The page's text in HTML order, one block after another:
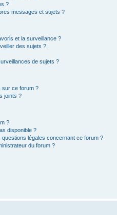
?
messages et sujets ?
et la surveillance ?
des sujets ?
de sujets ?
sur ce forum ?
joints ?
?
disponible ?
légales concernant ce forum ?
du forum ?